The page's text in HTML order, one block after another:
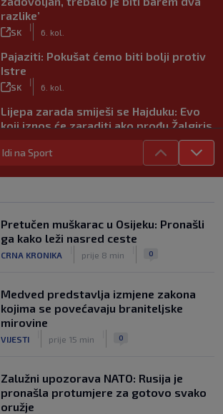
razlike’
SK
|
6. kol.
Pajaziti: Pokušat ćemo biti bolji protiv
Istre
SK
|
6. kol.
Lijepa zarada smiješi se Hajduku: Evo
koji iznos će zaraditi ako prođu Žalgiris
Kakav spektakl! Pogledajte čudesan
doček Salaha u Turskoj
Rapsodija Hajduka u Litvi, playoff KL
praktički je osiguran! Majstorije Šege i
Pajazitija
|
Idi na Sport
Pretučen muškarac u Osijeku: Pronašli
ga kako leži nasred ceste
CRNA KRONIKA prije 8 min 0
Medved predstavlja izmjene zakona
kojima se povećavaju braniteljske
mirovine
VIJESTI prije 15 min 0
Zalužni upozorava NATO: Rusija je
pronašla protumjere za gotovo svako
oružje